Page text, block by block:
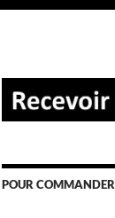
POUR COMMANDER